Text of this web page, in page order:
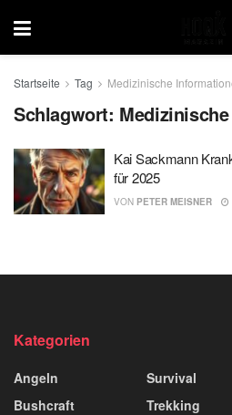
Startseite Tag Medizinische
Schlagwort:
Kai Sackmann
für 2025
VON PETER MEISNER
Kategorien
Angeln
Bushcraft
Survival
Trekking